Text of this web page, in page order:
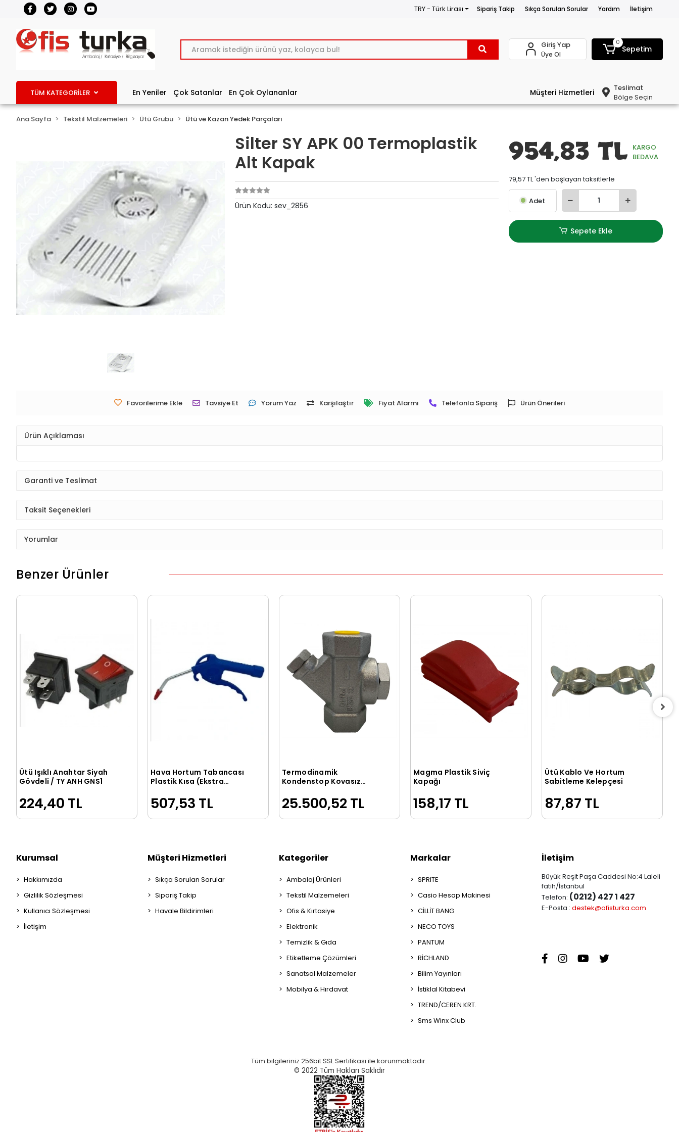
TRY - Türk Lirası Sipariş Takip Sıkça Sorulan Sorular Yardım İletişim
Giriş Yap
Üye Ol
0
Sepetim
TÜM KATEGORİLER En Yeniler Çok Satanlar En Çok Oylananlar Müşteri Hizmetleri
Teslimat
Bölge Seçin
Ana Sayfa Tekstil Malzemeleri Ütü Grubu Ütü ve Kazan Yedek Parçaları
Silter SY APK 00 Termoplastik
Alt Kapak
Ürün Kodu:sev_2856
954,83 TL KARGO
BEDAVA
79,57 TL 'den başlayan taksitlerle
Adet
Sepete Ekle
Favorilerime Ekle Tavsiye Et Yorum Yaz Karşılaştır Fiyat Alarmı Telefonla Sipariş Ürün Önerileri
Ürün Açıklaması
Garanti ve Teslimat
Taksit Seçenekleri
Yorumlar
Benzer Ürünler
Sepete Ekle
Ütü Işıklı Anahtar Siyah
Gövdeli / TY ANH GNS1
224,40 TL
Sepete Ekle
Hava Hortum Tabancası
Plastik Kısa (Ekstra
507,53 TL
Sepete Ekle
Termodinamik
Kondenstop Kovasız
25.500,52 TL
Sepete Ekle
Magma Plastik Siviç
Kapağı
158,17 TL
Sepete Ekle
Ütü Kablo Ve Hortum
Sabitleme Kelepçesi
87,87 TL
Kurumsal
Hakkımızda
Gizlilik Sözleşmesi
Kullanıcı Sözleşmesi
İletişim
Müşteri Hizmetleri
Sıkça Sorulan Sorular
Sipariş Takip
Havale Bildirimleri
Kategoriler
Ambalaj Ürünleri
Tekstil Malzemeleri
Ofis & Kırtasiye
Elektronik
Temizlik & Gıda
Etiketleme Çözümleri
Sanatsal Malzemeler
Mobilya & Hırdavat
Markalar
SPRITE
Casio Hesap Makinesi
CİLLİT BANG
NECO TOYS
PANTUM
RİCHLAND
Bilim Yayınları
İstiklal Kitabevi
TREND/CEREN KRT.
Sms Winx Club
İletişim
Büyük Reşit Paşa Caddesi No:4 Laleli
fatih/İstanbul
Telefon: (0212) 427 1 427
E-Posta : destek@ofisturka.com
Tüm bilgileriniz 256bit SSL Sertifikası ile korunmaktadır.
© 2022 Tüm Hakları Saklıdır